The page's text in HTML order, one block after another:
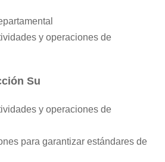
y operaciones de
Su
y operaciones de
para garantizar estándares de